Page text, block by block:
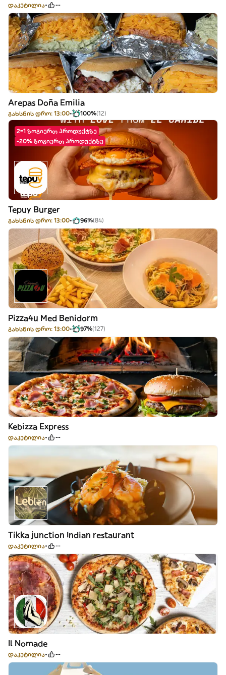
დაკეტილია --
Arepas Doña Emilia
გახსნის დრო: 13:00 100%(12)
2=1 ზოგიერთ პროდუქტზე
-20% ზოგიერთ პროდუქტზე
Tepuy Burger
გახსნის დრო: 13:00 96%(84)
Pizza4u Med Benidorm
გახსნის დრო: 13:00 97%(127)
Kebizza Express
დაკეტილია --
Tikka junction Indian restaurant
დაკეტილია --
Il Nomade
დაკეტილია --